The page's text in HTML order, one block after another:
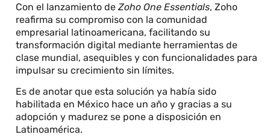
Con el lanzamiento deZoho One Essentials, Zoho
reafirma su compromiso con la comunidad
empresarial latinoamericana, facilitando su
transformación digital mediante herramientas de
clase mundial, asequibles y con funcionalidades para
impulsar su crecimiento sin límites.
Es de anotar que esta solución ya había sido
habilitada en México hace un año y gracias a su
adopción y madurez se pone a disposición en
Latinoamérica.